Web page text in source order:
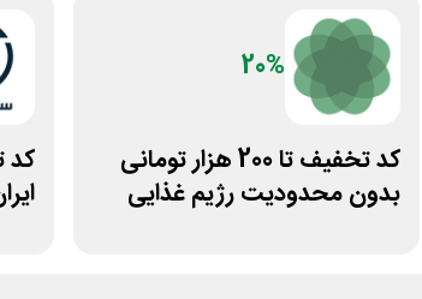
20%
کد تخفیف تا 200 هزار تومانی
بدون محدودیت رژیم غذایی